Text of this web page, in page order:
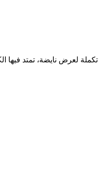
تكملة لعرض نايضة، تمتد فيها